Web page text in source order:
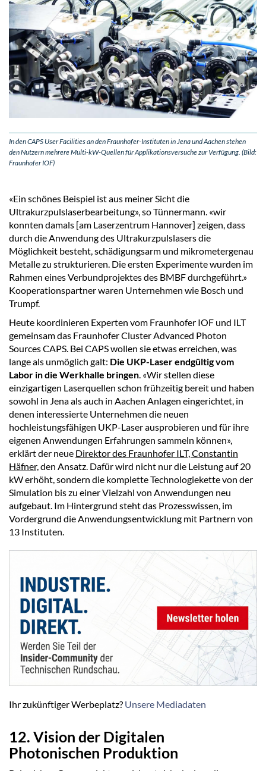
In den CAPS User Facilities an den Fraunhofer-Instituten in Jena und Aachen stehen
den Nutzern mehrere Multi-kW-Quellen für Applikationsversuche zur Verfügung. (Bild:
Fraunhofer IOF)
«Ein schönes Beispiel ist aus meiner Sicht die
Ultrakurzpulslaserbearbeitung», so Tünnermann. «wir
konnten damals [am Laserzentrum Hannover] zeigen, dass
durch die Anwendung des Ultrakurzpulslasers die
Möglichkeit besteht, schädigungsarm und mikrometergenau
Metalle zu strukturieren. Die ersten Experimente wurden im
Rahmen eines Verbundprojektes des BMBF durchgeführt.»
Kooperationspartner waren Unternehmen wie Bosch und
Trumpf.
Heute koordinieren Experten vom Fraunhofer IOF und ILT
gemeinsam das Fraunhofer Cluster Advanced Photon
Sources CAPS. Bei CAPS wollen sie etwas erreichen, was
lange als unmöglich galt: Die UKP-Laser endgültig vom
Labor in die Werkhalle bringen . «Wir stellen diese
einzigartigen Laserquellen schon frühzeitig bereit und haben
sowohl in Jena als auch in Aachen Anlagen eingerichtet, in
denen interessierte Unternehmen die neuen
hochleistungsfähigen UKP-Laser ausprobieren und für ihre
eigenen Anwendungen Erfahrungen sammeln können»,
erklärt der neue Direktor des Fraunhofer ILT, Constantin
Häfner, den Ansatz. Dafür wird nicht nur die Leistung auf 20
kW erhöht, sondern die komplette Technologiekette von der
Simulation bis zu einer Vielzahl von Anwendungen neu
aufgebaut. Im Hintergrund steht das Prozesswissen, im
Vordergrund die Anwendungsentwicklung mit Partnern von
13 Instituten.
Ihr zukünftiger Werbeplatz? Unsere Mediadaten
12. Vision der Digitalen
Photonischen Produktion